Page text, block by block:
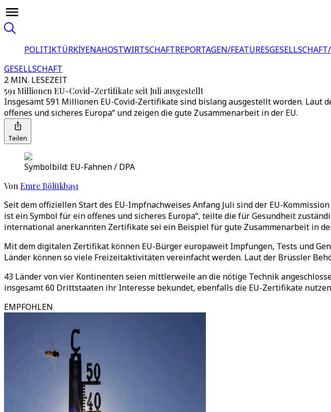
POLITIKTÜRKİYENAHOSTWIRTSCHAFTREPORTAGEN/FEATURES
GESELLSCHAFT
2 MIN. LESEZEIT
591 Millionen EU-Covid-Zertifikate seit Juli ausgestellt
Insgesamt 591 Millionen EU-Covid-Zertifikate sind bislang ausgestellt worden. Laut
offenes und sicheres Europa“ und zeigen die gute Zusammenarbeit in der EU.
Teilen
Symbolbild: EU-Fahnen / DPA
Von Emre Bölükbaşı
Seit dem offiziellen Start des EU-Impfnachweises Anfang Juli sind der EU-
ist ein Symbol für ein offenes und sicheres Europa“, teilte die für Gesundheit
international anerkannten Zertifikate sei ein Beispiel für gute Zusammenarbeit in
Mit dem digitalen Zertifikat können EU-Bürger europaweit Impfungen, Tests und
Länder können so viele Freizeitaktivitäten vereinfacht werden. Laut der Brüssler
43 Länder von vier Kontinenten seien mittlerweile an die nötige Technik
insgesamt 60 Drittstaaten ihr Interesse bekundet, ebenfalls die EU-Zertifikate
EMPFOHLEN